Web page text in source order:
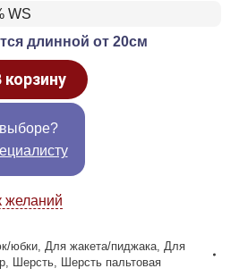
WS
длинной от 20см
корзину
желаний
юбки Для жакета/пиджака Для
Шерсть Шерсть пальтовая